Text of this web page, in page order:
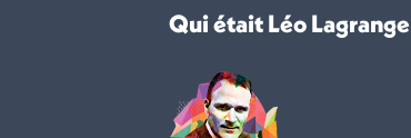
Qui était Léo Lagrange